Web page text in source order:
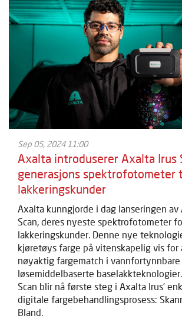
Sep 05, 2024 11:00
Axalta introduserer Axalta Irus
generasjons spektrofotometer
lakkeringskunder
Axalta kunngjorde i dag lanseringen av
Scan, deres nyeste spektrofotometer
lakkeringskunder. Denne nye
kjøretøys farge på vitenskapelig vis for
nøyaktig fargematch i vannfortynnbare
løsemiddelbaserte
Scan blir nå første steg i Axalta Irus’
digitale fargebehandlingsprosess:
Bland.